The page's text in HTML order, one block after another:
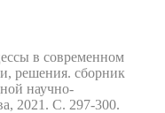
в современном
решения. сборник
научно-
2021. С. 297-300.